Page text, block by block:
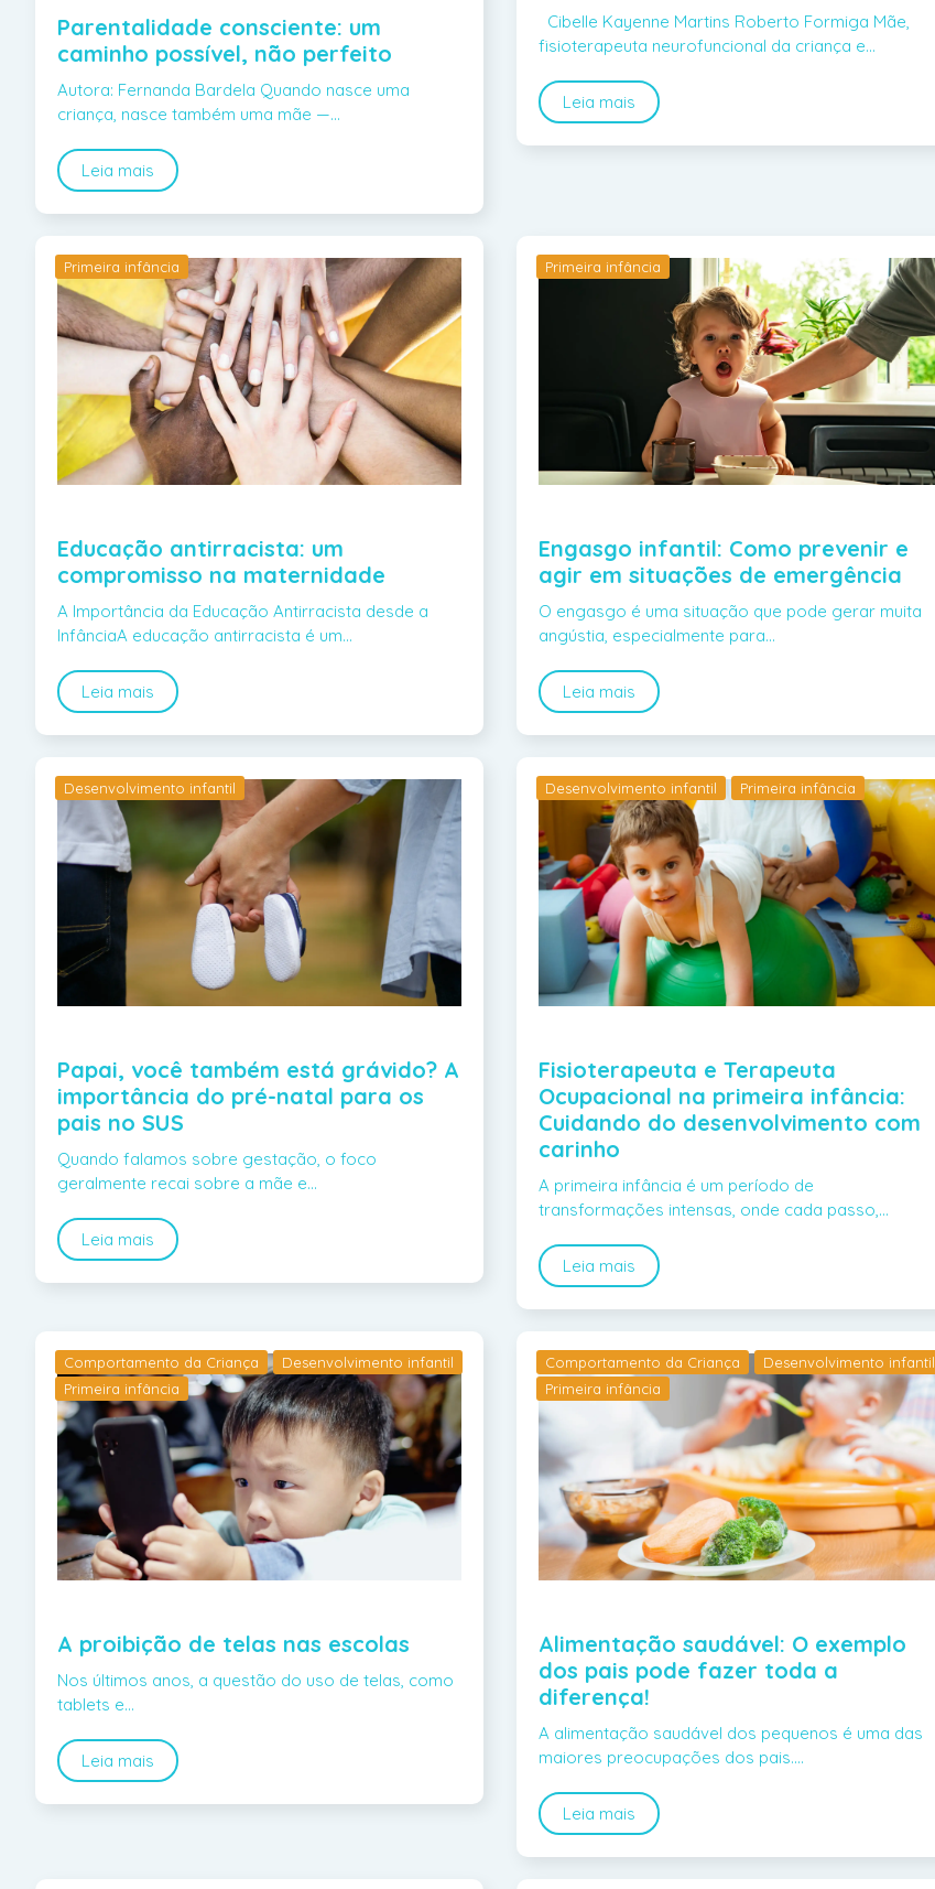
Parentalidade consciente: um
caminho possível, não perfeito
Autora: Fernanda Bardela Quando nasce uma
criança, nasce também uma mãe —…
Leia mais
Cibelle Kayenne Martins Roberto Formiga Mãe,
fisioterapeuta neurofuncional da criança e…
Leia mais
Primeira infância
Educação antirracista: um
compromisso na maternidade
A Importância da Educação Antirracista desde a
InfânciaA educação antirracista é um…
Leia mais
Primeira infância
Engasgo infantil: Como prevenir e
agir em situações de emergência
O engasgo é uma situação que pode gerar muita
angústia, especialmente para…
Leia mais
Desenvolvimento infantil
Papai, você também está grávido? A
importância do pré-natal para os
pais no SUS
Quando falamos sobre gestação, o foco
geralmente recai sobre a mãe e…
Leia mais
Desenvolvimento infantil Primeira infância
Fisioterapeuta e Terapeuta
Ocupacional na primeira infância:
Cuidando do desenvolvimento com
carinho
A primeira infância é um período de
transformações intensas, onde cada passo,…
Leia mais
Comportamento da Criança
Desenvolvimento infantil
Primeira infância
A proibição de telas nas escolas
Nos últimos anos, a questão do uso de telas, como
tablets e…
Leia mais
Comportamento da Criança
Desenvolvimento infantil
Primeira infância
Alimentação saudável: O exemplo
dos pais pode fazer toda a
diferença!
A alimentação saudável dos pequenos é uma das
maiores preocupações dos pais.…
Leia mais